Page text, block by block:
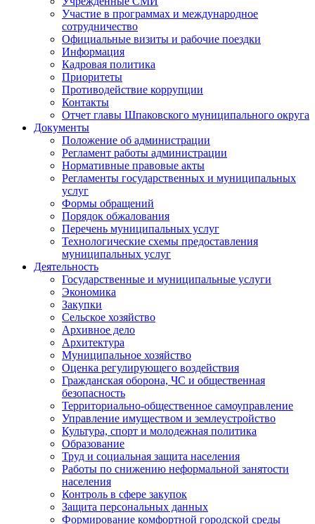
Участие в программах и международное
сотрудничество
Официальные визиты и рабочие поездки
Информация
Кадровая политика
Приоритеты
Противодействие коррупции
Контакты
Отчет главы Шпаковского муниципального округа
Документы
Положение об администрации
Регламент работы администрации
Нормативные правовые акты
Регламенты государственных и муниципальных
услуг
Формы обращений
Порядок обжалования
Перечень муниципальных услуг
Технологические схемы предоставления
муниципальных услуг
Деятельность
Государственные и муниципальные услуги
Экономика
Закупки
Сельское хозяйство
Архивное дело
Архитектура
Муниципальное хозяйство
Оценка регулирующего воздействия
Гражданская оборона, ЧС и общественная
безопасность
Территориально-общественное самоуправление
Управление имуществом и землеустройство
Культура, спорт и молодежная политика
Образование
Труд и социальная защита населения
Работы по снижению неформальной занятости
населения
Контроль в сфере закупок
Защита персональных данных
Формирование комфортной городской среды